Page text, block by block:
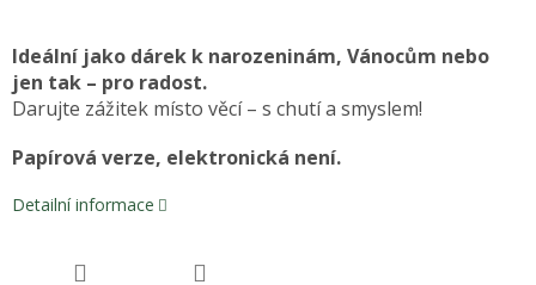
Ideální jako dárek k narozeninám, Vánocům nebo
jen tak – pro radost.
Darujte zážitek místo věcí – s chutí a smyslem!
Papírová verze, elektronická není.
Detailní informace